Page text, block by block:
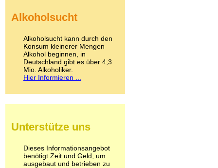
Kokain
LSD
Marihuana
Medikamente
Meskalin
Metamphetamin
Methadon
Pilze
Psychopharmaka
Schlafmittel
Schmerzmittel
Alkoholsucht
Alkoholsucht kann durch den
Konsum kleinerer Mengen
Alkohol beginnen, in
Deutschland gibt es über 4,3
Mio. Alkoholiker.
Hier Informieren ...
Unterstütze uns
Dieses Informationsangebot
benötigt Zeit und Geld, um
ausgebaut und betrieben zu